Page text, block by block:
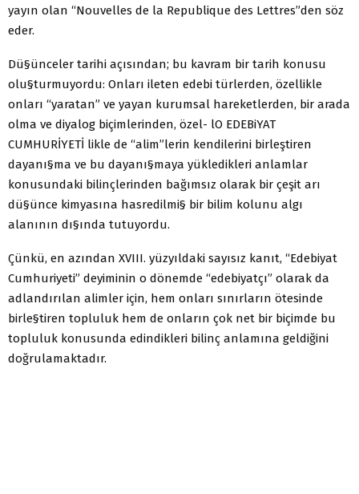
yayın olan “Nouvelles de la Republique des Lettres”den söz
eder.
Dü§ünceler tarihi açısından; bu kavram bir tarih konusu
olu§turmuyordu: Onları ileten edebi türlerden, özellikle
onları “yaratan” ve yayan kurumsal hareketlerden, bir arada
olma ve diyalog biçimlerinden, özel- lO EDEBiYAT
CUMHURİYETİ likle de “alim”lerin kendilerini birleştiren
dayanı§ma ve bu dayanı§maya yükledikleri anlamlar
konusundaki bilinçlerinden bağımsız olarak bir çeşit arı
dü§ünce kimyasına hasredilmi§ bir bilim kolunu algı
alanının dı§ında tutuyordu.
Çünkü, en azından XVIII. yüzyıldaki sayısız kanıt, “Edebiyat
Cumhuriyeti” deyiminin o dönemde “edebiyatçı” olarak da
adlandırılan alimler için, hem onları sınırların ötesinde
birle§tiren topluluk hem de onların çok net bir biçimde bu
topluluk konusunda edindikleri bilinç anlamına geldiğini
doğrulamaktadır.